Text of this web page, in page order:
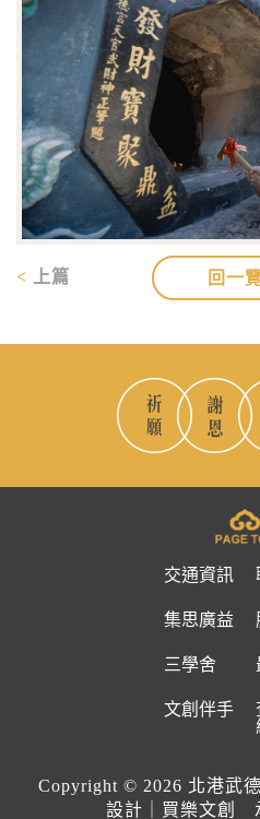
回一
上篇
交通資訊
集思廣益
三學舍
文創伴手
Copyright © 2026 北港武
設計｜買樂文創